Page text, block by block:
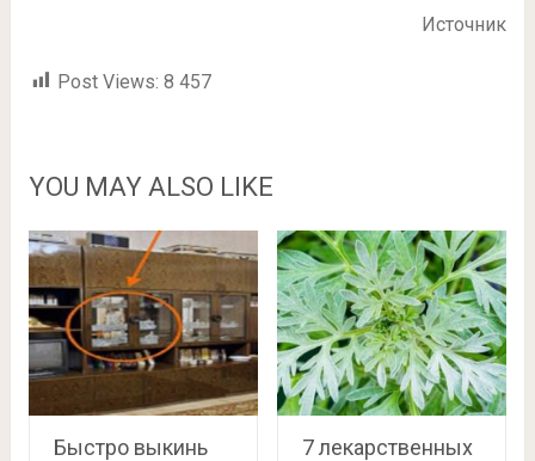
Источник
Post Views: 8 457
YOU MAY ALSO LIKE
Быстро выкинь
7 лекарственных